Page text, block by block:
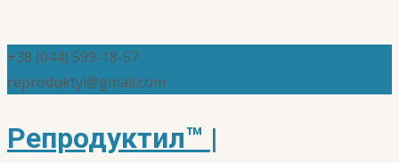
+38 (044) 599-18-57
reproduktyl@gmail.com
Репродуктил™ |